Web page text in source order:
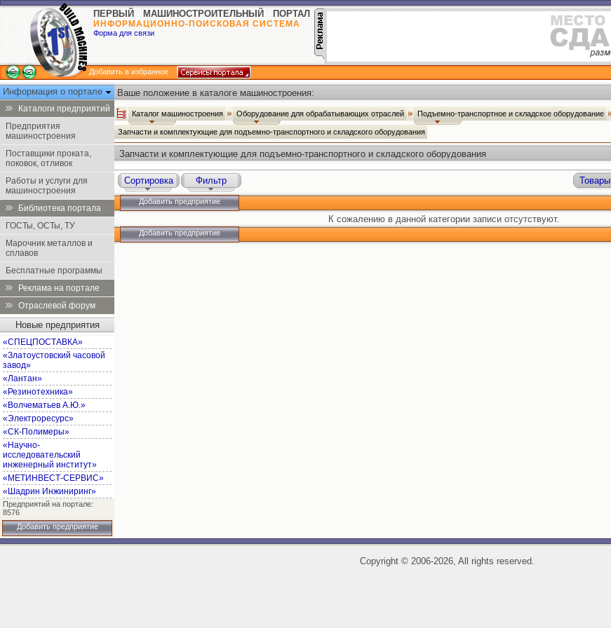
ПЕРВЫЙ МАШИНОСТРОИТЕЛЬНЫЙ ПОРТАЛ
ИНФОРМАЦИОННО-ПОИСКОВАЯ СИСТЕМА
Форма для связи
Добавить в избранное
Информация о портале
Каталоги предприятий
Предприятия
машиностроения
Поставщики проката,
поковок, отливок
Работы и услуги для
машиностроения
Библиотека портала
ГОСТы, ОСТы, ТУ
Марочник металлов и
сплавов
Бесплатные программы
Реклама на портале
Отраслевой форум
Новые предприятия
«СПЕЦПОСТАВКА»
«Златоустовский часовой
завод»
«Лантан»
«Резинотехника»
«Волчематьев А.Ю.»
«Электроресурс»
«СК-Полимеры»
«Научно-
исследовательский
инженерный институт»
«МЕТИНВЕСТ-СЕРВИС»
«Шадрин Инжиниринг»
Предприятий на портале:
8576
Добавить предприятие
Ваше положение в каталоге машиностроения:
Каталог машиностроения Оборудование для обрабатывающих отраслей Подъемно-транспортное и складское оборудование
Запчасти и комплектующие для подъемно-транспортного и складского оборудования
Запчасти и комплектующие для подъемно-транспортного и складского оборудования
Сортировка Фильтр Товары
Добавить предприятие
К сожалению в данной категории записи отсутствуют.
Добавить предприятие
Copyright ©2006-2026, All rights reserved.